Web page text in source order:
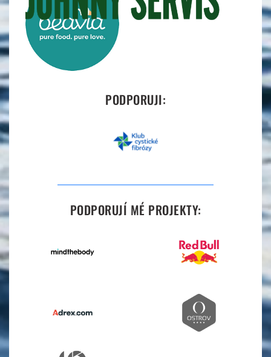
PODPORUJI:
PODPORUJÍ MÉ PROJEKTY: